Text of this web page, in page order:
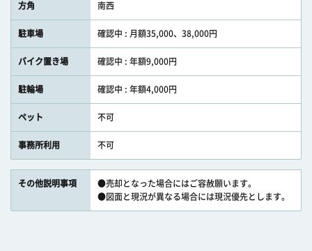
方角 南西
駐車場 確認中 : 月額35,000、38,000円
バイク置き場 確認中 : 年額9,000円
駐輪場 確認中 : 年額4,000円
ペット 不可
事務所利用 不可
その他説明事項
●売却となった場合にはご容赦願います。
●図面と現況が異なる場合には現況優先とします。